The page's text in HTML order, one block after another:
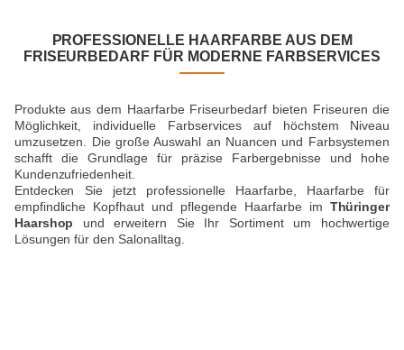
PROFESSIONELLE HAARFARBE AUS DEM
FRISEURBEDARF FÜR MODERNE FARBSERVICES
Produkte aus dem Haarfarbe Friseurbedarf bieten Friseuren die
Möglichkeit, individuelle Farbservices auf höchstem Niveau
umzusetzen. Die große Auswahl an Nuancen und Farbsystemen
schafft die Grundlage für präzise Farbergebnisse und hohe
Kundenzufriedenheit.
Entdecken Sie jetzt professionelle Haarfarbe, Haarfarbe für
empfindliche Kopfhaut und pflegende Haarfarbe im Thüringer
Haarshop und erweitern Sie Ihr Sortiment um hochwertige
Lösungen für den Salonalltag.